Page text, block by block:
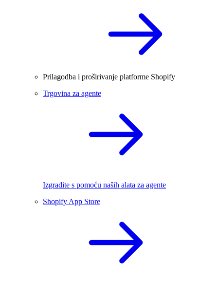
Prilagodba i proširivanje platforme Shopify
Trgovina za agente
Izgradite s pomoću naših alata za agente
Shopify App Store